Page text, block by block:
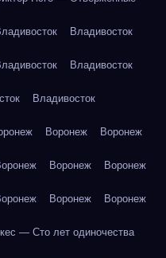
Владивосток
Владивосток
Владивосток
Воронеж Воронеж
Воронеж Воронеж
Воронеж Воронеж
— Сто лет одиночества